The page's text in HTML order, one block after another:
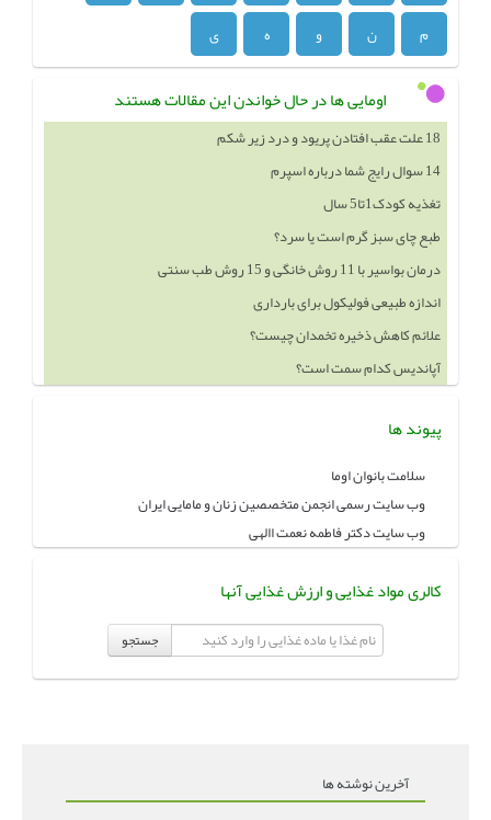
م
ن و ه ی
اومایی ها در حال خواندن این مقالات هستند
18 علت عقب افتادن پریود و درد زیر شکم
14 سوال رایج شما درباره اسپرم
تغذیه کودک1تا5 سال
طبع چای سبز گرم است یا سرد؟
درمان بواسیر با 11 روش خانگی و 15 روش طب سنتی
اندازه طبیعی فولیکول برای بارداری
علائم کاهش ذخیره تخمدان چیست؟
آپاندیس کدام سمت است؟
پیوند ها
سلامت بانوان اوما
وب سایت رسمی انجمن متخصصین زنان و مامایی ایران
وب سایت دکتر فاطمه نعمت االهی
کالری مواد غذایی و ارزش غذایی آنها
جستجو
آخرین نوشته ها